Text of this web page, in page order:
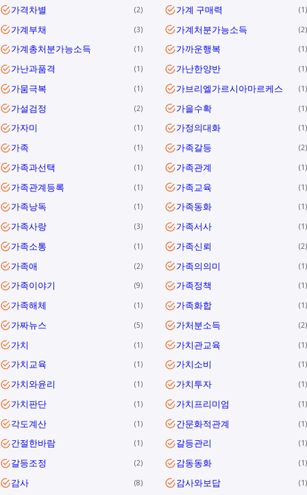
가격차별 2 가계 구매력 1
가계부채 3 가계처분가능소득 2
가계총처분가능소득 1 가까운행복 1
가난과품격 1 가난한양반 1
가뭄극복 1 가브리엘가르시아마르케스 1
가설검정 2 가을수확 1
가자미 1 가정의대화 1
가족 1 가족갈등 2
가족과선택 1 가족관계 1
가족관계등록 1 가족교육 1
가족낭독 1 가족동화 1
가족사랑 3 가족서사 1
가족소통 1 가족신뢰 2
가족애 2 가족의의미 1
가족이야기 9 가족정책 1
가족해체 1 가족화합 1
가짜뉴스 5 가처분소득 2
가치 1 가치관교육 1
가치교육 1 가치소비 1
가치와윤리 1 가치투자 1
가치판단 1 가치프리미엄 1
각도계산 1 간문화적관계 1
간절한바람 1 갈등관리 1
갈등조정 2 감동동화 1
감사 8 감사와보답 1